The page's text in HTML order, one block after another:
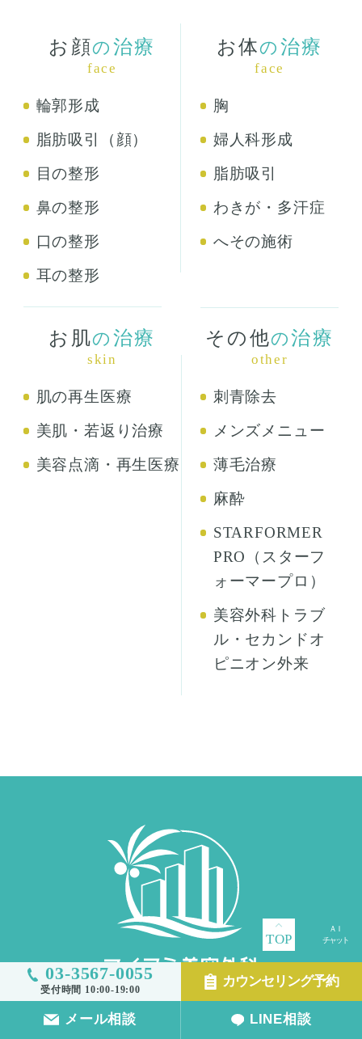
TOP
03-3567-0055
受付時間 10:00-19:00
カウンセリング予約
メール相談 LINE相談
お顔の 治療
face
輪郭形成
脂肪吸引（顔）
目の整形
鼻の整形
口の整形
耳の整形
お体の 治療
face
胸
婦人科形成
脂肪吸引
わきが・多汗症
へその施術
お肌の 治療
skin
肌の再生医療
美肌・若返り治療
美容点滴・再生医療
その他の治療
other
刺青除去
メンズメニュー
薄毛治療
麻酔
STARFORMER
PRO（スターフ
ォーマープロ）
美容外科トラブ
ル・セカンドオ
ピニオン外来